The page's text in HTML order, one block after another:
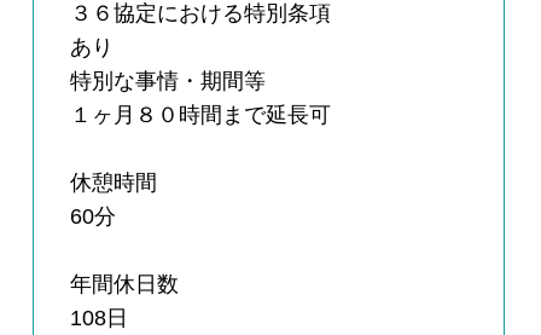
３６協定における特別条項
あり
特別な事情・期間等
１ヶ月８０時間まで延長可
休憩時間
60分
年間休日数
108日